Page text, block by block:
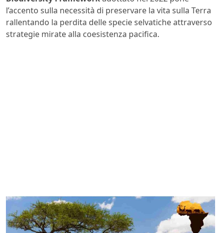
l’accento sulla necessità di preservare la vita sulla Terra
rallentando la perdita delle specie selvatiche attraverso
strategie mirate alla coesistenza pacifica.